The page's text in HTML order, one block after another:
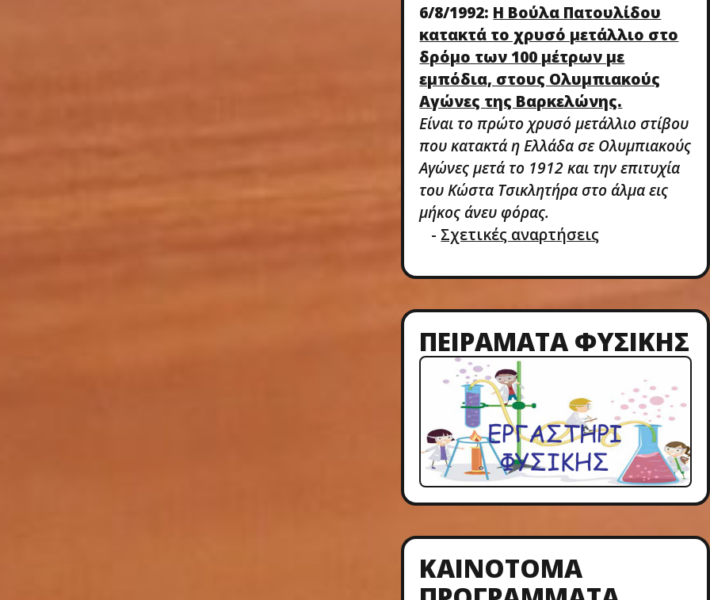
6/8/1992: Η Βούλα Πατουλίδου
κατακτά το χρυσό μετάλλιο στο
δρόμο των 100 μέτρων με
εμπόδια, στους Ολυμπιακούς
Αγώνες της Βαρκελώνης.
Είναι το πρώτο χρυσό μετάλλιο στίβου
που κατακτά η Ελλάδα σε Ολυμπιακούς
Αγώνες μετά το 1912 και την επιτυχία
του Κώστα Τσικλητήρα στο άλμα εις
μήκος άνευ φόρας.
- Σχετικές αναρτήσεις
ΠΕΙΡΑΜΑΤΑ ΦΥΣΙΚΗΣ
ΚΑΙΝΟΤΌΜΑ